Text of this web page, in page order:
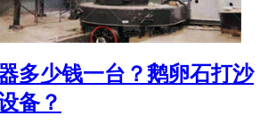
多少钱一台？鹅卵石打沙
备？